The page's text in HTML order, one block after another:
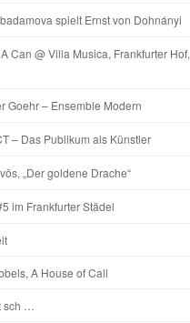
spielt Ernst von Dohnányi
Can @ Villa Musica, Frankfurter Hof,
Goehr – Ensemble Modern
– Das Publikum als Künstler
„Der goldene Drache“
im Frankfurter Städel
A House of Call
…